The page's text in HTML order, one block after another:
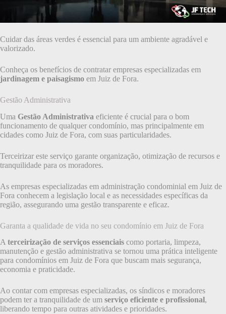
Cuidar das áreas verdes é essencial para um ambiente agradável e
valorizado.
Conheça os benefícios de contratar empresas especializadas em
jardinagem e paisagismo em Juiz de Fora.
Gestão Administrativa
Uma Gestão Administrativa eficiente é crucial para o bom
funcionamento de qualquer condomínio, mas principalmente em
cidades como Juiz de Fora, com suas particularidades.
Terceirizar este serviço garante organização, otimização de recursos e
tranquilidade para os moradores.
As empresas especializadas em administração condominial em Juiz de
Fora conhecem a legislação local e as necessidades específicas da
região, assegurando uma gestão transparente e eficaz.
Garanta a qualidade de vida no seu condomínio em Juiz de Fora
A terceirização de serviços essenciais como portaria, limpeza,
manutenção e gestão administrativa se tornou uma prática inteligente
para condomínios em Juiz de Fora que buscam mais segurança,
economia e praticidade.
Ao contar com empresas especializadas, os síndicos e moradores
podem ter a tranquilidade de um serviço eficiente e profissional,
liberando tempo para outras atividades e prioridades.